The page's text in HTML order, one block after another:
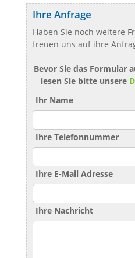
Ihre Anfrage
Haben Sie noch weitere
freuen uns auf ihre
Bevor Sie das Formular
lesen Sie bitte unsere
Ihr Name
Ihre Telefonnummer
Ihre E-Mail Adresse
Ihre Nachricht